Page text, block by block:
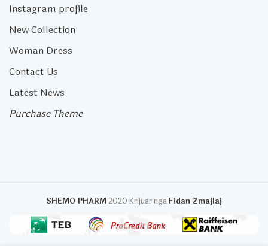
Instagram profile
New Collection
Woman Dress
Contact Us
Latest News
Purchase Theme
SHEMO PHARM 2020 Krijuar ngaFidan Zmajlaj